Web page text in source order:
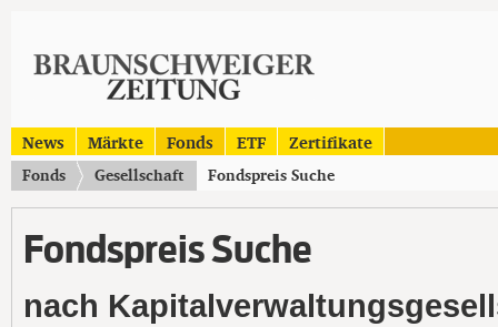
News Märkte Fonds ETF Zertifikate
Fonds Gesellschaft Fondspreis Suche
Fondspreis Suche
nach